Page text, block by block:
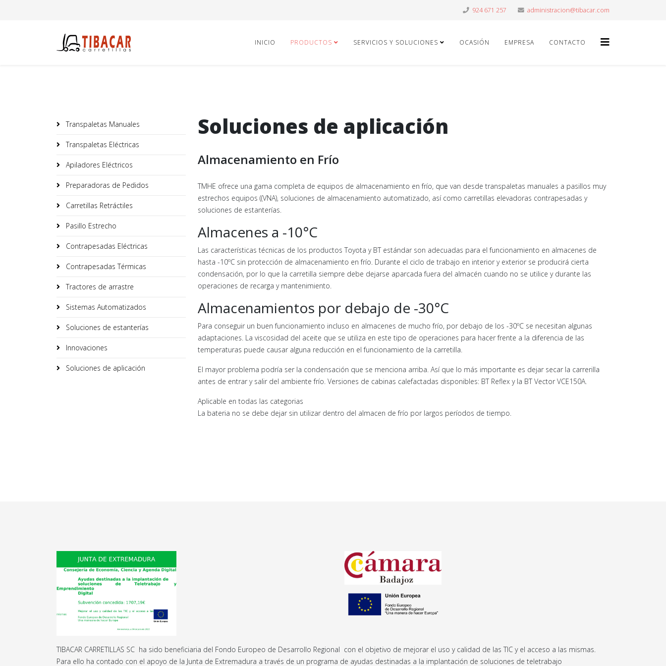
924 671 257
INICIO PRODUCTOS SERVICIOS Y SOLUCIONES OCASIÓN EMPRESA CONTACTO
Transpaletas Manuales
Transpaletas Eléctricas
Apiladores Eléctricos
Preparadoras de Pedidos
Carretillas Retráctiles
Pasillo Estrecho
Contrapesadas Eléctricas
Contrapesadas Térmicas
Tractores de arrastre
Sistemas Automatizados
Soluciones de estanterías
Innovaciones
Soluciones de aplicación
Soluciones de aplicación
Almacenamiento en Frío
TMHE ofrece una gama completa de equipos de almacenamiento en frío, que van desde transpaletas manuales a pasillos muy
estrechos equipos ((VNA), soluciones de almacenamiento automatizado, así como carretillas elevadoras contrapesadas y
soluciones de estanterías.
Almacenes a -10°C
Las características técnicas de los productos Toyota y BT estándar son adecuadas para el funcionamiento en almacenes de
hasta -10ºC sin protección de almacenamiento en frío. Durante el ciclo de trabajo en interior y exterior se producirá cierta
condensación, por lo que la carretilla siempre debe dejarse aparcada fuera del almacén cuando no se utilice y durante las
operaciones de recarga y mantenimiento.
Almacenamientos por debajo de -30°C
Para conseguir un buen funcionamiento incluso en almacenes de mucho frío, por debajo de los -30ºC se necesitan algunas
adaptaciones. La viscosidad del aceite que se utiliza en este tipo de operaciones para hacer frente a la diferencia de las
temperaturas puede causar alguna reducción en el funcionamiento de la carretilla.
El mayor problema podría ser la condensación que se menciona arriba. Así que lo más importante es dejar secar la carrerilla
antes de entrar y salir del ambiente frío. Versiones de cabinas calefactadas disponibles: BT Reflex y la BT Vector VCE150A.
Aplicable en todas las categorias
La bateria no se debe dejar sin utilizar dentro del almacen de frío por largos períodos de tiempo.
TIBACAR CARRETILLAS SC ha sido beneficiaria del Fondo Europeo de Desarrollo Regional con el objetivo de mejorar el uso y calidad de las TIC y el acceso a las mismas.
Para ello ha contado con el apoyo de la Junta de Extremadura a través de un programa de ayudas destinadas a la implantación de soluciones de teletrabajo